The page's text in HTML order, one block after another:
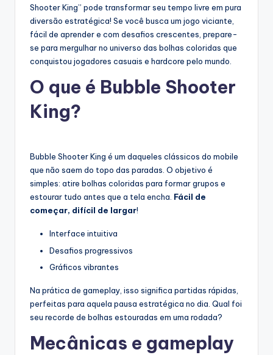
Shooter King” pode transformar seu tempo livre em pura
diversão estratégica! Se você busca um jogo viciante,
fácil de aprender e com desafios crescentes, prepare-
se para mergulhar no universo das bolhas coloridas que
conquistou jogadores casuais e hardcore pelo mundo.
O que é Bubble Shooter
King?
Bubble Shooter King é um daqueles clássicos do mobile
que não saem do topo das paradas. O objetivo é
simples: atire bolhas coloridas para formar grupos e
estourar tudo antes que a tela encha. Fácil de
começar, difícil de largar!
Interface intuitiva
Desafios progressivos
Gráficos vibrantes
Na prática de gameplay, isso significa partidas rápidas,
perfeitas para aquela pausa estratégica no dia. Qual foi
seu recorde de bolhas estouradas em uma rodada?
Mecânicas e gameplay